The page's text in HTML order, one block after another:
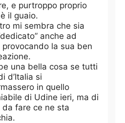
e purtroppo proprio
il guaio.
mi sembra che sia
anche ad
provocando la sua ben
una bella cosa se tutti
d’Italia si
in quello
di Udine ieri, ma di
da fare ce ne sta